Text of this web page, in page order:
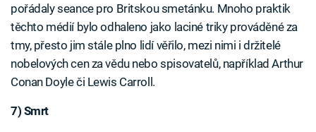
pořádaly seance pro Britskou smetánku. Mnoho praktik
těchto médií bylo odhaleno jako laciné triky prováděné za
tmy, přesto jim stále plno lidí věřilo, mezi nimi i držitelé
nobelových cen za vědu nebo spisovatelů, například Arthur
Conan Doyle či Lewis Carroll.
7) Smrt